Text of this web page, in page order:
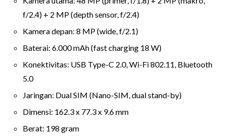
f/2.4) + 2 MP (depth sensor, f/2.4)
Kamera depan: 8 MP (wide, f/2.1)
Baterai: 6.000 mAh (fast charging 18 W)
Konektivitas: USB Type-C 2.0, Wi-Fi 802.11, Bluetooth
5.0
Jaringan: Dual SIM (Nano-SIM, dual stand-by)
Dimensi: 162.3 x 77.3 x 9.6 mm
Berat: 198 gram